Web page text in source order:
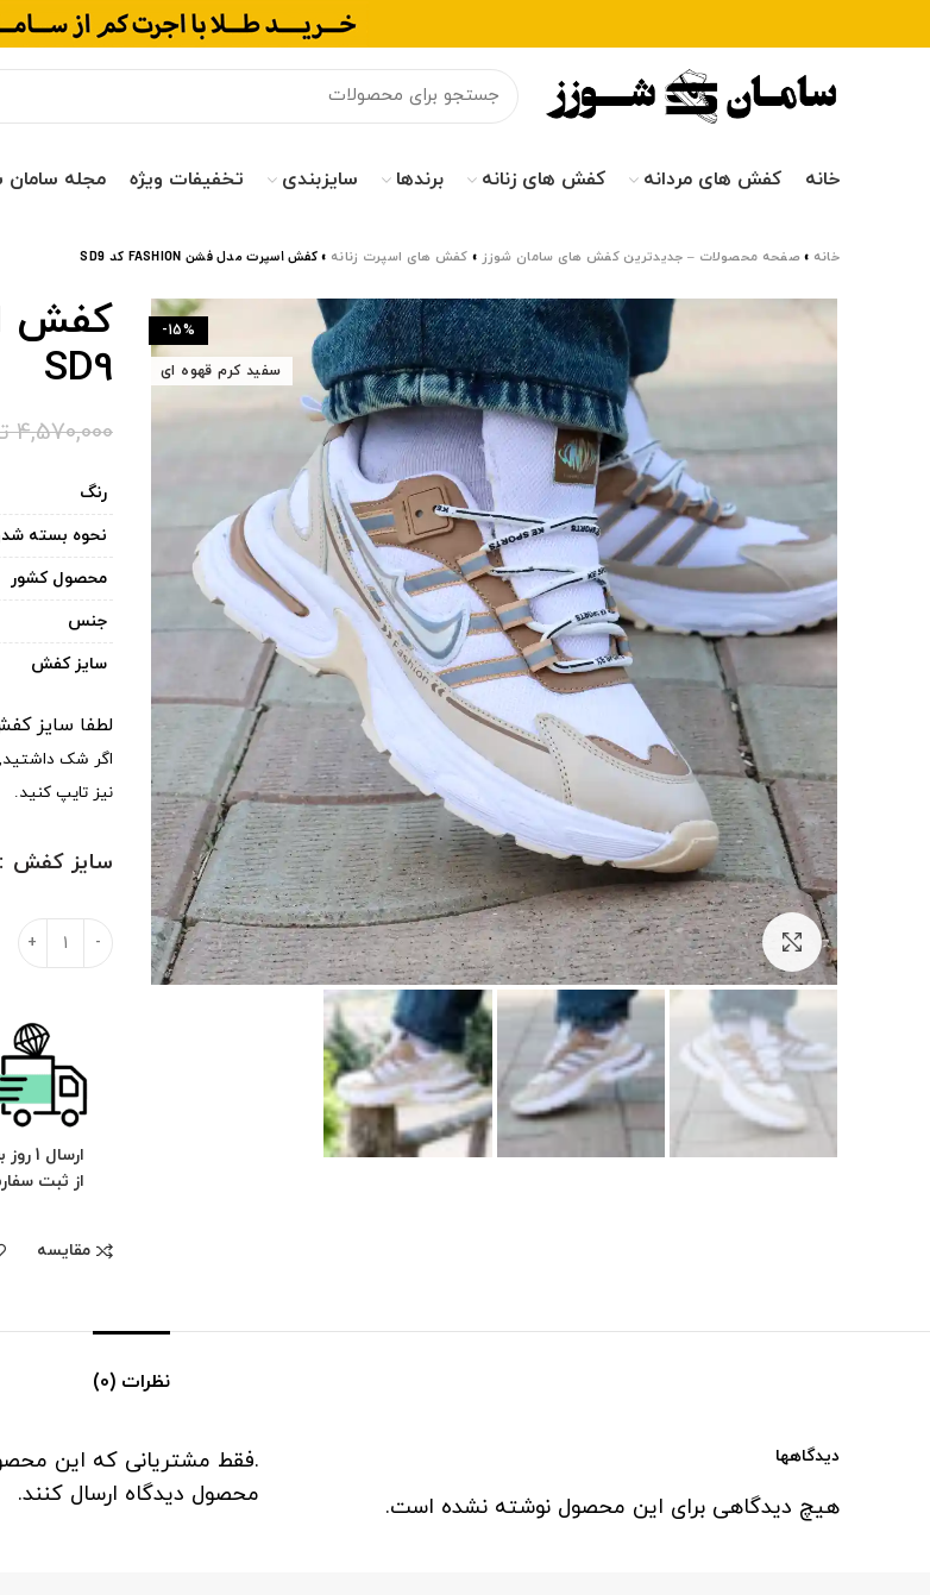
خانه کفش های مردانه کفش های زنانه برندها سایزبندی تخفیفات ویژه مجله سامان
خانه » صفحه محصولات – جدیدترین کفش های سامان شوزز » کفش های اسپرت زنانه »کفش اسپرت مدل فشن FASHION کد SD9
-15%
سفید کرم قهوه ای
برای بزرگنمایی کلیک کنید
SD9
4,570,000
رنگ
نحوه بسته
محصول کشور
جنس
سایز کفش
لطفا سایز
اگر شک
نیز تایپ کنید.
سایز کفش
ارسال 1
از ثبت
مقایسه
نظرات (0)
دیدگاهها
هیچ دیدگاهی برای این محصول نوشته نشده است.
.فقط مشتریانی که این
محصول دیدگاه ارسال کنند.